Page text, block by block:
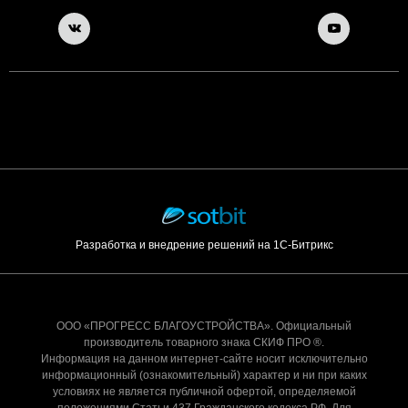
Разработка и внедрение решений на 1С-Битрикс
ООО «ПРОГРЕСС БЛАГОУСТРОЙСТВА». Официальный
производитель товарного знака СКИФ ПРО ®.
Информация на данном интернет-сайте носит исключительно
информационный (ознакомительный) характер и ни при каких
условиях не является публичной офертой, определяемой